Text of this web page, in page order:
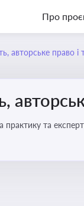
Про
авторське право і
практику та